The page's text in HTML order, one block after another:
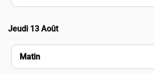
Jeudi 13 Août
Matin